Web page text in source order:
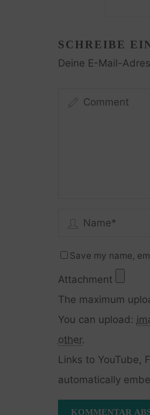
SCHREIBE
Deine E-Mail-
Save my name,
Attachment
The maximum
You can upload:
other.
Links to YouTube,
automatically